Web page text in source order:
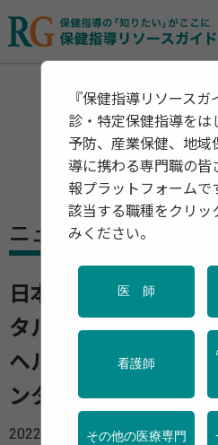
ニュース
日本初の全世代に対
タルヘルスケア」
ヘルスに焦点 精神
ンターなど
2022年11月14日
『保健指導リソース
診・特定保健指導をは
予防、産業保健、地域
導に携わる専門職の皆
報プラットフォームで
該当する職種をクリッ
みください。
医 師
看護師
その他の医療専門